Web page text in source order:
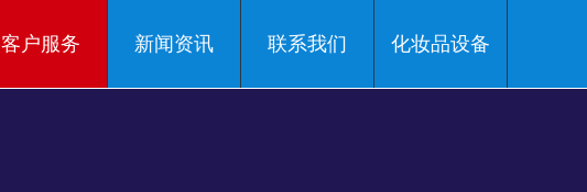
客户服务 新闻资讯 联系我们 化妆品设备